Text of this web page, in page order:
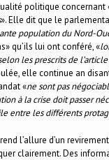
politique concernant
». Elle dit que le
population du Nord-
qu’ils lui ont conféré, «
les prescrits de
elle continue an
«ne sont pas
à la crise doit passer
entre les différents
l’allure d’un
clairement. Des